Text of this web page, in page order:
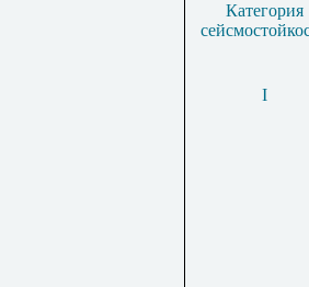
Категория
I